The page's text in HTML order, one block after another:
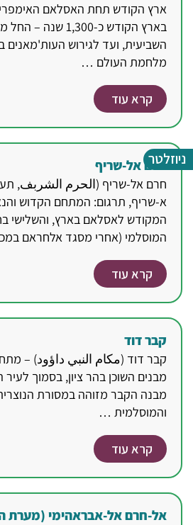
ארץ הקודש תחת האסלאם
בארץ הקודש כ-
השביעית, ועד לגירוש העות'מאנים
מלחמת העולם …
קרא עוד
חרם אל-שריף
חרם אל-שריף (الحرم الشربف,
א-שריף, תרגום: המתחם הקדוש
המקודש לאסלאם בארץ, והשלישי
המוסלמי (אחרי מסגד אלחראם
קרא עוד
קבר דוד
קבר דוד (مكام النبي داؤود) –
מבנים השוכן בהר ציון, בסמוך
מבנה הקבר מזוהה במסורת
והמוסלמית …
קרא עוד
אל-חרם אל-אבראהימי (מערת
ניוזלטר